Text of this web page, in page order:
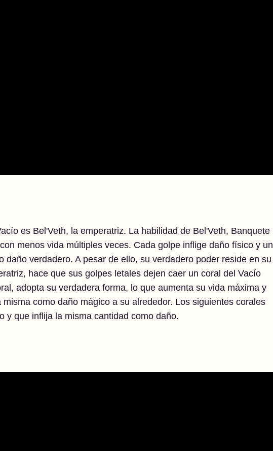
es Bel'Veth, la emperatriz. La habilidad de Bel'Veth, Banquete
menos vida múltiples veces. Cada golpe inflige daño físico y un
daño verdadero. A pesar de ello, su verdadero poder reside en su
hace que sus golpes letales dejen caer un coral del Vacío
adopta su verdadera forma, lo que aumenta su vida máxima y
como daño mágico a su alrededor. Los siguientes corales
y que inflija la misma cantidad como daño.